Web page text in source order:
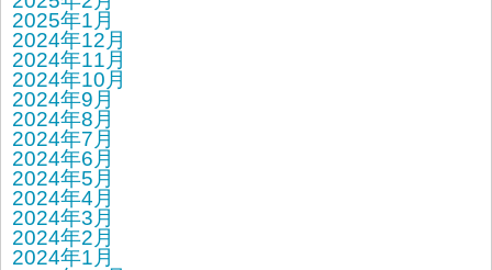
2025年1月
2024年12月
2024年11月
2024年10月
2024年9月
2024年8月
2024年7月
2024年6月
2024年5月
2024年4月
2024年3月
2024年2月
2024年1月